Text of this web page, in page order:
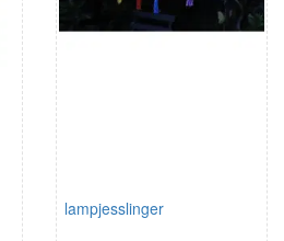
lampjesslinger